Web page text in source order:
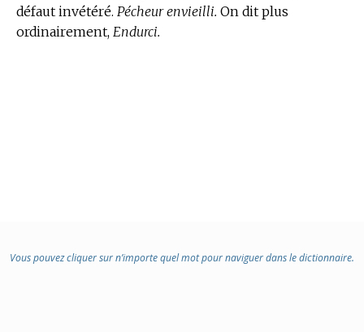
défaut invétéré. Pécheur envieilli. On dit plus
ordinairement, Endurci.
Vous pouvez cliquer sur n’importe quel mot pour naviguer dans le dictionnaire.